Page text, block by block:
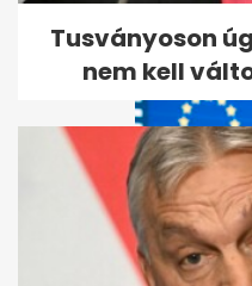
Tusványoson
nem kell